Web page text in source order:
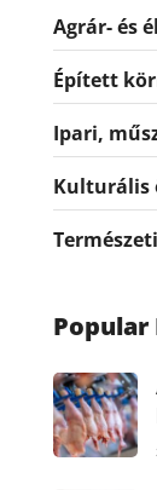
Agrár- és
Épített
Ipari,
Kulturális
Popular